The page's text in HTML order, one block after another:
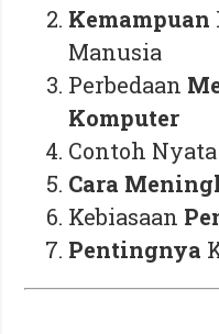
Kemampuan
Manusia
Perbedaan
Komputer
Contoh Nyata
Cara
Kebiasaan
Pentingnya